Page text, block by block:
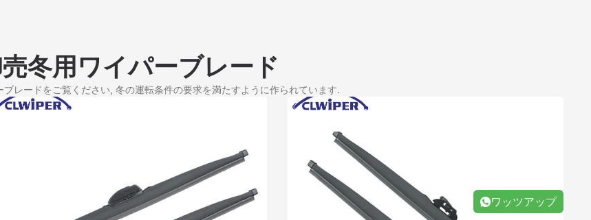
冬用ワイパーブレード
ブレードをご覧ください, 冬の運転条件の要求を満たすように作られています.
ワッツアップ